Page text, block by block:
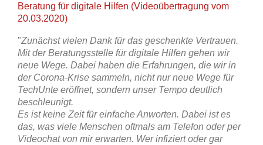
Beratung für digitale Hilfen (Videoübertragung vom
20.03.2020)
"Zunächst vielen Dank für das geschenkte Vertrauen.
Mit der Beratungsstelle für digitale Hilfen gehen wir
neue Wege. Dabei haben die Erfahrungen, die wir in
der Corona-Krise sammeln, nicht nur neue Wege für
TechUnte eröffnet, sondern unser Tempo deutlich
beschleunigt.
Es ist keine Zeit für einfache Anworten. Dabei ist es
das, was viele Menschen oftmals am Telefon oder per
Videochat von mir erwarten. Wer infiziert oder gar